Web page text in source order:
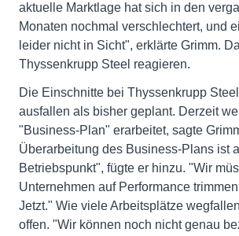
aktuelle Marktlage hat sich in den
Monaten nochmal verschlechtert, und
leider nicht in Sicht", erklärte Grimm.
Thyssenkrupp Steel reagieren.
Die Einschnitte bei Thyssenkrupp
ausfallen als bisher geplant. Derzeit
"Business-Plan" erarbeitet, sagte
Überarbeitung des Business-Plans ist
Betriebspunkt", fügte er hinzu. "Wir
Unternehmen auf Performance
Jetzt." Wie viele Arbeitsplätze
offen. "Wir können noch nicht genau